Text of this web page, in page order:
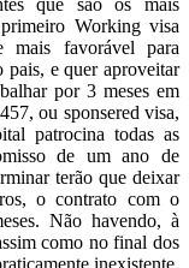
que são os mais
Working visa
favorável para
pais, e quer aproveitar
por 3 meses em
ou sponsered visa,
patrocina todas as
de um ano de
terão que deixar
o contrato com o
Não havendo, à
como no final dos